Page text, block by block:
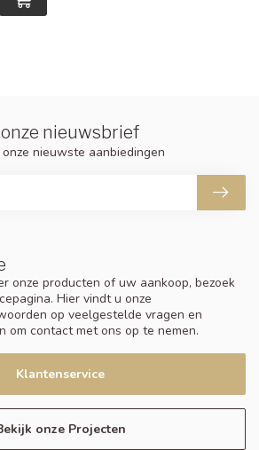
onze producten of uw aankoop, bezoek
Hier vindt u onze
op veelgestelde vragen en
om contact met ons op te nemen.
Klantenservice
onze Projecten
nieuwsbrief
nieuwste aanbiedingen